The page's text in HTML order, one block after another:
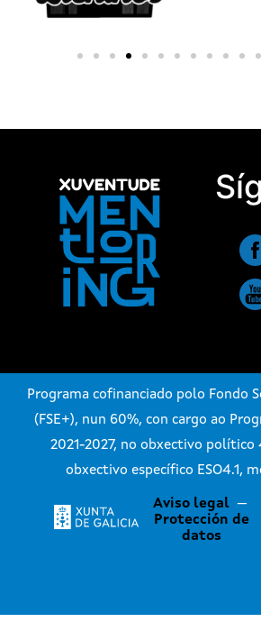
Programa cofinanciado polo Fondo
(FSE+), nun 60%, con cargo ao
2021-2027, no obxectivo político
obxectivo específico ESO4.1,
Aviso legal—
Protección de
datos